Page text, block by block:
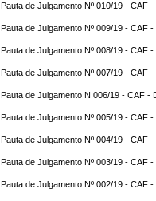
Pauta de Julgamento Nº 010/19 - CAF
Pauta de Julgamento Nº 009/19 - CAF
Pauta de Julgamento Nº 008/19 - CAF
Pauta de Julgamento Nº 007/19 - CAF
Pauta de Julgamento N 006/19 - CAF -
Pauta de Julgamento Nº 005/19 - CAF -
Pauta de Julgamento Nº 004/19 - CAF
Pauta de Julgamento Nº 003/19 - CAF
Pauta de Julgamento Nº 002/19 - CAF